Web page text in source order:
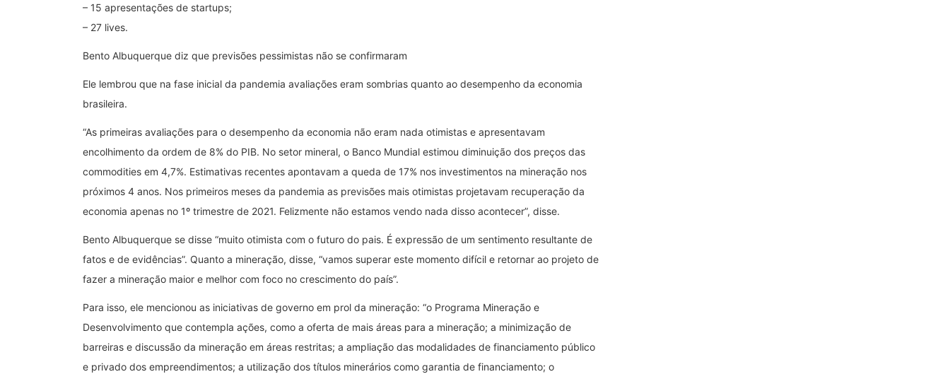
– 15 apresentações de startups;
– 27 lives.
Bento Albuquerque diz que previsões pessimistas não se confirmaram
Ele lembrou que na fase inicial da pandemia avaliações eram sombrias quanto ao desempenho da economia
brasileira.
“As primeiras avaliações para o desempenho da economia não eram nada otimistas e apresentavam
encolhimento da ordem de 8% do PIB. No setor mineral, o Banco Mundial estimou diminuição dos preços das
commodities em 4,7%. Estimativas recentes apontavam a queda de 17% nos investimentos na mineração nos
próximos 4 anos. Nos primeiros meses da pandemia as previsões mais otimistas projetavam recuperação da
economia apenas no 1º trimestre de 2021. Felizmente não estamos vendo nada disso acontecer”, disse.
Bento Albuquerque se disse “muito otimista com o futuro do pais. É expressão de um sentimento resultante de
fatos e de evidências”. Quanto a mineração, disse, “vamos superar este momento difícil e retornar ao projeto de
fazer a mineração maior e melhor com foco no crescimento do país”.
Para isso, ele mencionou as iniciativas de governo em prol da mineração: “o Programa Mineração e
Desenvolvimento que contempla ações, como a oferta de mais áreas para a mineração; a minimização de
barreiras e discussão da mineração em áreas restritas; a ampliação das modalidades de financiamento público
e privado dos empreendimentos; a utilização dos títulos minerários como garantia de financiamento; o